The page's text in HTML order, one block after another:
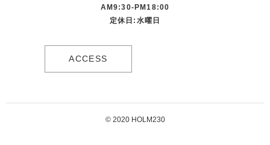
AM9:30-PM18:00
定休日:水曜日
ACCESS
© 2020 HOLM230